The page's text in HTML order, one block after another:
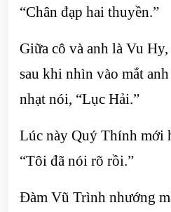
“Chân đạp hai thuyền.”
Giữa cô và anh là Vu
sau khi nhìn vào mắt
nhạt nói, “Lục Hải.”
Lúc này Quý Thính mới
“Tôi đã nói rõ rồi.”
Đàm Vũ Trình nhướng